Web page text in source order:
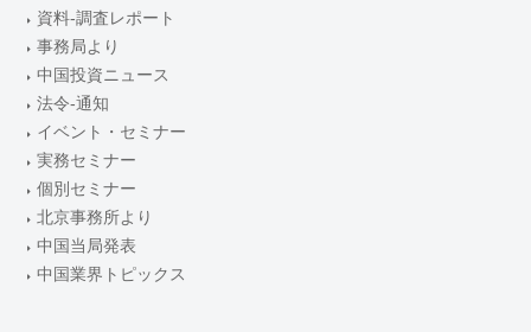
資料-調査レポート
事務局より
中国投資ニュース
法令-通知
イベント・セミナー
実務セミナー
個別セミナー
北京事務所より
中国当局発表
中国業界トピックス